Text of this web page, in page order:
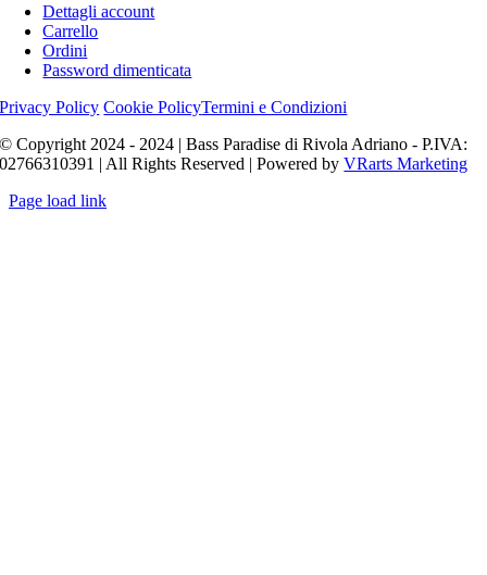
Dettagli account
Carrello
Ordini
Password dimenticata
Privacy Policy Cookie PolicyTermini e Condizioni
© Copyright 2024 - 2024 | Bass Paradise di Rivola Adriano - P.IVA:
02766310391 | All Rights Reserved | Powered byVRarts Marketing
Page load link